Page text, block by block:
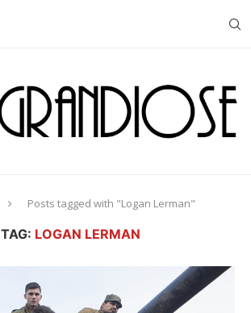
Posts tagged with "Logan Lerman"
TAG: LOGAN LERMAN